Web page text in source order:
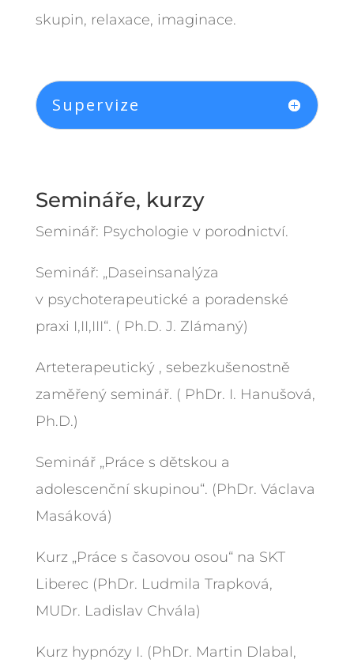
skupin, relaxace, imaginace.
Supervize
Semináře, kurzy
Seminář: Psychologie v porodnictví.
Seminář: „Daseinsanalýza
v psychoterapeutické a poradenské
praxi I,II,III“. ( Ph.D. J. Zlámaný)
Arteterapeutický , sebezkušenostně
zaměřený seminář. ( PhDr. I. Hanušová,
Ph.D.)
Seminář „Práce s dětskou a
adolescenční skupinou“. (PhDr. Václava
Masáková)
Kurz „Práce s časovou osou“ na SKT
Liberec (PhDr. Ludmila Trapková,
MUDr. Ladislav Chvála)
Kurz hypnózy I. (PhDr. Martin Dlabal,